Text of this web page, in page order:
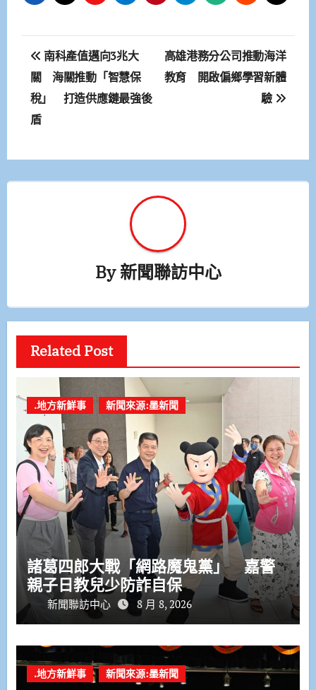
文
章
導
南科產值邁向3兆大
關 海關推動「智慧保
稅」 打造供應鏈最強後
盾
高雄港務分公司推動海洋
教育 開啟偏鄉學習新體
驗
By新聞聯訪中心
Related Post
.地方新鮮事 新聞來源:墨新聞
諸葛四郎大戰「網路魔鬼黨」 嘉警
親子日教兒少防詐自保
新聞聯訪中心 8 月 8, 2026
.地方新鮮事 新聞來源:墨新聞